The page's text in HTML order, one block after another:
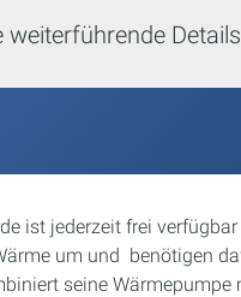
ist jederzeit frei
um und benötigen
seine